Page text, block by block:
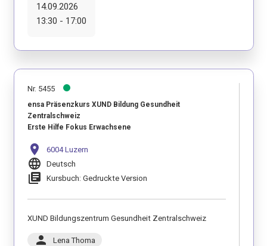
14.09.2026
13:30 - 17:00
Nr. 5455
ensa Präsenzkurs XUND Bildung Gesundheit
Zentralschweiz
Erste Hilfe Fokus Erwachsene
location_on 6004 Luzern
language Deutsch
library_books Kursbuch: Gedruckte Version
XUND Bildungszentrum Gesundheit Zentralschweiz
person Lena Thoma